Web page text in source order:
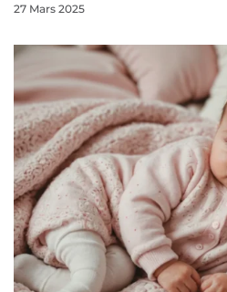
27 Mars 2025